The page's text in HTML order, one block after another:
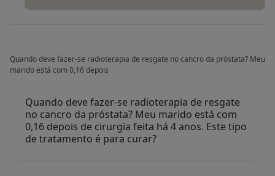
Quando deve fazer-se radioterapia de resgate no cancro da próstata? Meu
marido está com 0,16 depois
Quando deve fazer-se radioterapia de resgate
no cancro da próstata? Meu marido está com
0,16 depois de cirurgia feita há 4 anos. Este tipo
de tratamento é para curar?